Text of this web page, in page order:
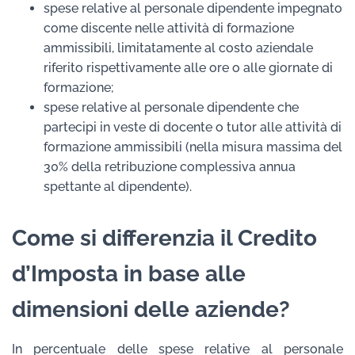
spese relative al personale dipendente impegnato
come discente nelle attività di formazione
ammissibili, limitatamente al costo aziendale
riferito rispettivamente alle ore o alle giornate di
formazione;
spese relative al personale dipendente che
partecipi in veste di docente o tutor alle attività di
formazione ammissibili (nella misura massima del
30% della retribuzione complessiva annua
spettante al dipendente).
Come si differenzia il Credito
d’Imposta in base alle
dimensioni delle aziende?
In percentuale delle spese relative al personale